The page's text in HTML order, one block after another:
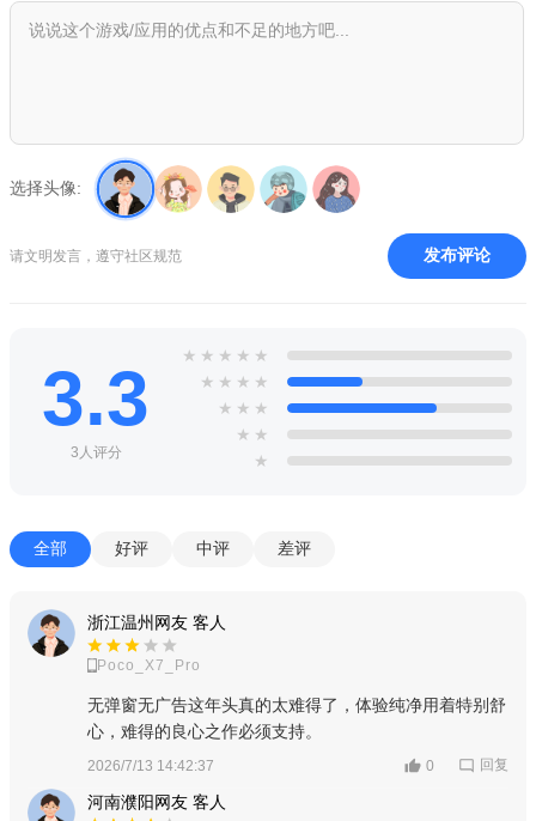
选择头像:
请文明发言，遵守社区规范 发布评论
3.3
3人评分
★ ★ ★ ★ ★
★ ★ ★ ★
★ ★ ★
★ ★
★
全部 好评 中评 差评
浙江温州网友 客人
Poco_X7_Pro
无弹窗无广告这年头真的太难得了，体验纯净用着特别舒
心，难得的良心之作必须支持。
2026/7/13 14:42:37 0 回复
河南濮阳网友 客人